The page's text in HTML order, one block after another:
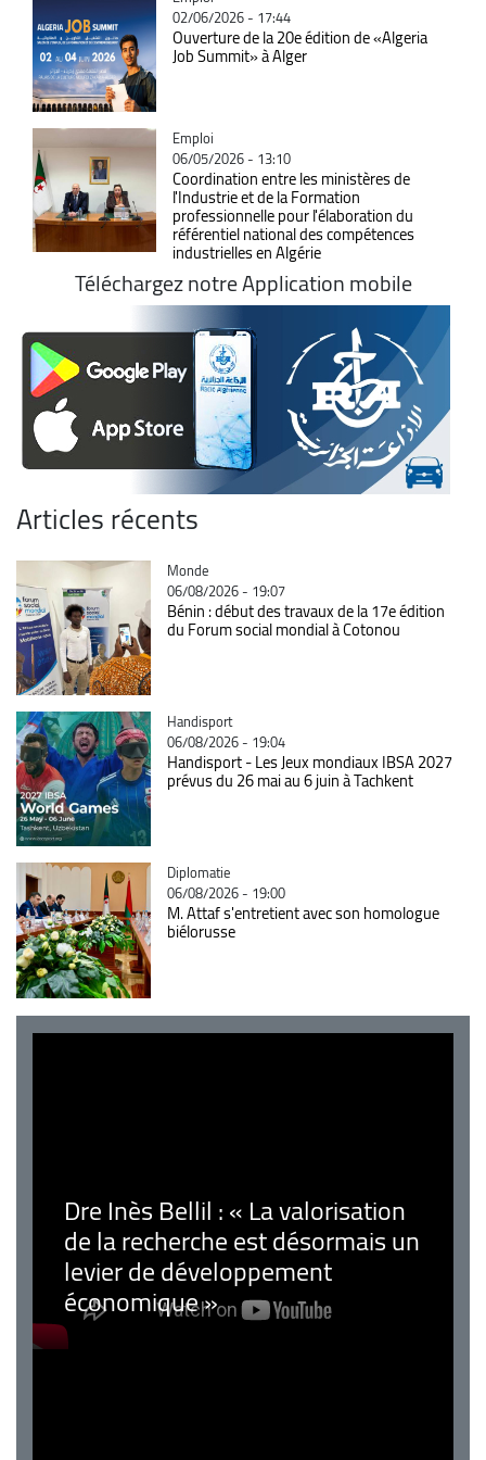
02/06/2026 - 17:44
Ouverture de la 20e édition de «Algeria
Job Summit» à Alger
Catégorie
Emploi
06/05/2026 - 13:10
Coordination entre les ministères de
l'Industrie et de la Formation
professionnelle pour l'élaboration du
référentiel national des compétences
industrielles en Algérie
Téléchargez notre Application mobile
Articles récents
Catégorie
Monde
06/08/2026 - 19:07
Bénin : début des travaux de la 17e édition
du Forum social mondial à Cotonou
Catégorie
Handisport
06/08/2026 - 19:04
Handisport - Les Jeux mondiaux IBSA 2027
prévus du 26 mai au 6 juin à Tachkent
Catégorie
Diplomatie
06/08/2026 - 19:00
M. Attaf s'entretient avec son homologue
biélorusse
Dre Inès Bellil : « La valorisation
de la recherche est désormais un
levier de développement
économique »